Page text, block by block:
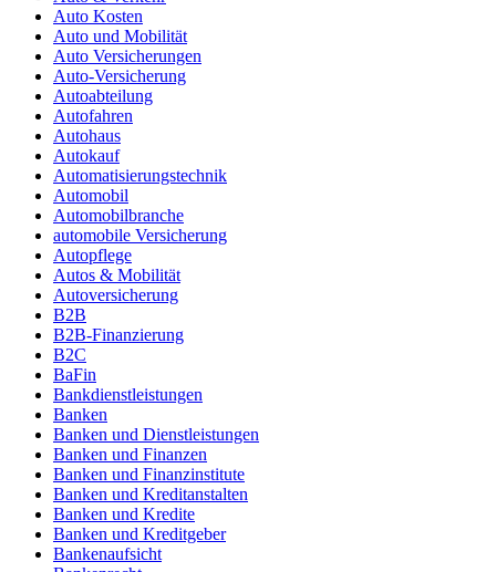
Auto Kosten
Auto und Mobilität
Auto Versicherungen
Auto-Versicherung
Autoabteilung
Autofahren
Autohaus
Autokauf
Automatisierungstechnik
Automobil
Automobilbranche
automobile Versicherung
Autopflege
Autos & Mobilität
Autoversicherung
B2B
B2B-Finanzierung
B2C
BaFin
Bankdienstleistungen
Banken
Banken und Dienstleistungen
Banken und Finanzen
Banken und Finanzinstitute
Banken und Kreditanstalten
Banken und Kredite
Banken und Kreditgeber
Bankenaufsicht